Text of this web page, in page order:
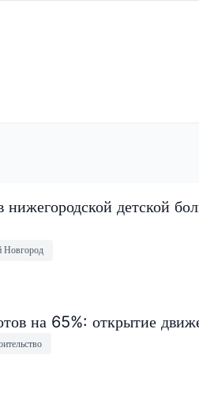
детской
Новгород
на 65%: открытие